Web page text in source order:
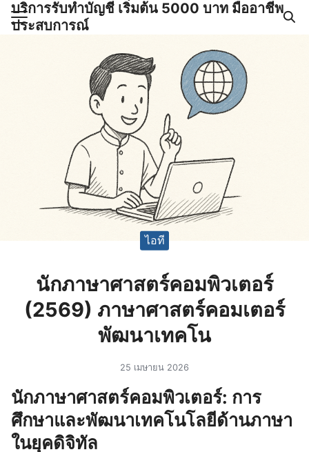
Skipบริการรับทำบัญชี เริ่มต้น 5000 บาท มืออาชีพ
ประสบการณ์
ญชีและภาษีครบวงจร |
ไอที
นักภาษาศาสตร์คอมพิวเตอร์
(2569) ภาษาศาสตร์คอมเตอร์
พัฒนาเทคโน
25 เมษายน 2026
นักภาษาศาสตร์คอมพิวเตอร์: การ
ศึกษาและพัฒนาเทคโนโลยีด้านภาษา
ในยุคดิจิทัล